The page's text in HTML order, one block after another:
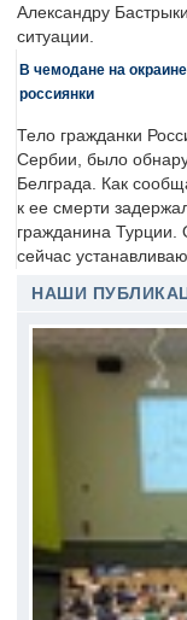
Александру
ситуации.
В чемодане на
россиянки
Тело гражданки
Сербии, было
Белграда. Как
к ее смерти
гражданина Турции.
сейчас
НАШИ